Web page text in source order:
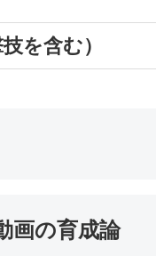
を含む）
画の育成論